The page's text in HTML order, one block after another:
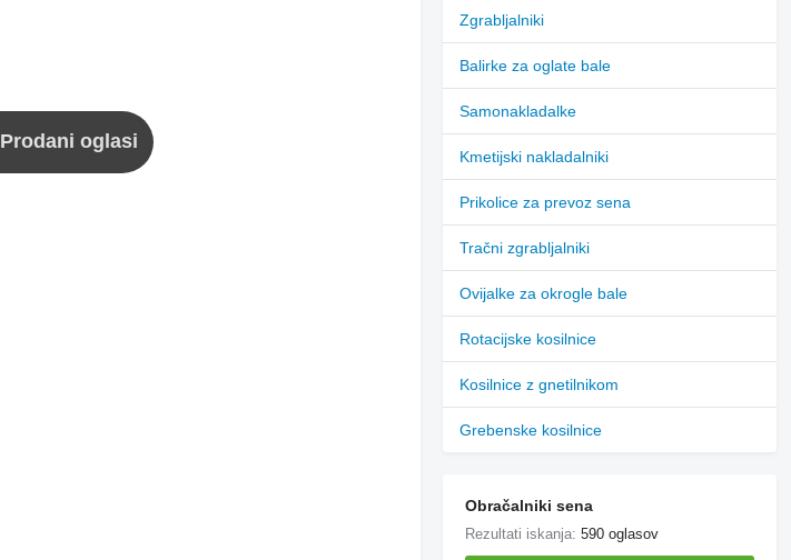
Prodani oglasi
Zgrabljalniki
Balirke za oglate bale
Samonakladalke
Kmetijski nakladalniki
Prikolice za prevoz sena
Tračni zgrabljalniki
Ovijalke za okrogle bale
Rotacijske kosilnice
Kosilnice z gnetilnikom
Grebenske kosilnice
Obračalniki sena
Rezultati iskanja:590 oglasov